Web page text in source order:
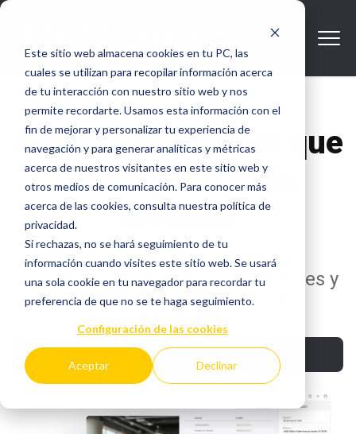
Este sitio web almacena cookies en tu PC, las
cuales se utilizan para recopilar información acerca
de tu interacción con nuestro sitio web y nos
permite recordarte. Usamos esta información con el
fin de mejorar y personalizar tu experiencia de
navegación y para generar analíticas y métricas
acerca de nuestros visitantes en este sitio web y
otros medios de comunicación. Para conocer más
acerca de las cookies, consulta nuestra política de
privacidad.
Si rechazas, no se hará seguimiento de tu
información cuando visites este sitio web. Se usará
una sola cookie en tu navegador para recordar tu
preferencia de que no se te haga seguimiento.
Configuración de las cookies
Aceptar Declinar
Agenda del evento que
se adapta a cada
invitado
Los invitados ven su agenda
personalizada, reservan actividades y
acceden al contenido que les
corresponde
Pide tu demo